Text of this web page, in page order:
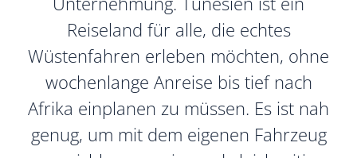
Reiseland für alle, die echtes
Wüstenfahren erleben möchten, ohne
wochenlange Anreise bis tief nach
Afrika einplanen zu müssen. Es ist nah
genug, um mit dem eigenen Fahrzeug